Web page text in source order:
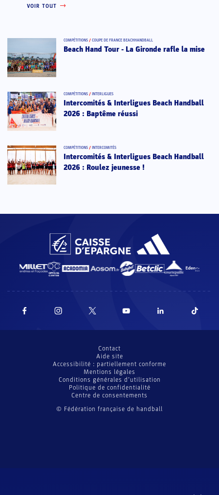
VOIR TOUT
COMPÉTITIONS / COUPE DE FRANCE BEACHHANDBALL
Beach Hand Tour - La Gironde rafle la mise
COMPÉTITIONS / INTERLIGUES
Intercomités & Interligues Beach Handball
2026 : Baptême réussi
COMPÉTITIONS / INTERCOMITÉS
Intercomités & Interligues Beach Handball
2026 : Roulez jeunesse !
© Fédération française de handball
Contact
Aide site
Accessibilité : partiellement conforme
Mentions légales
Conditions générales d’utilisation
Politique de confidentialité
Centre de consentements